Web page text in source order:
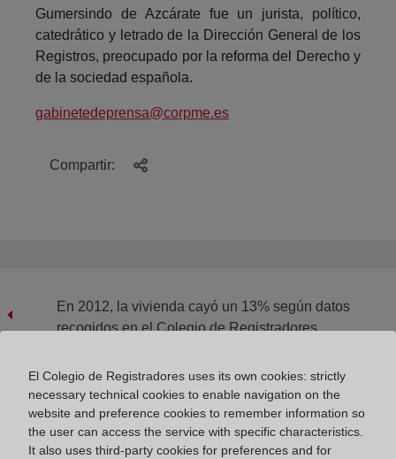
Gumersindo de Azcárate fue un jurista, político,
catedrático y letrado de la Dirección General de los
Registros, preocupado por la reforma del Derecho y
de la sociedad española.
gabinetedeprensa@corpme.es
Compartir:
En 2012, la vivienda cayó un 13% según datos
recogidos en el Colegio de Registradores
En 2012 hubo 246.000 solicitudes de interposición de
recursos de inconstitucionalidad
El Colegio de Registradores uses its own cookies: strictly
necessary technical cookies to enable navigation on the
website and preference cookies to remember information so
the user can access the service with specific characteristics.
It also uses third-party cookies for preferences and for